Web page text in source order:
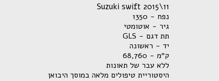
Suzuki swift 2015\11
נפח - 1350
גיר - אוטומטי
תת דגם - GLS
יד - ראשונה
ק״מ - 68,760
ללא עבר של תאונות
היסטוריית טיפולים מלאה במוסך היבואן